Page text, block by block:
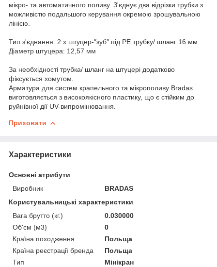
мікро- та автоматичного поливу. З'єднує два відрізки трубки з
можливістю подальшого керування окремою зрошувальною
лінією.
Тип з'єднання: 2 х штуцер-″зуб″ під PE трубку/ шланг 16 мм
Діаметр штуцера: 12,57 мм
За необхідності трубка/ шланг на штуцері додатково
фіксується хомутом.
Арматура для систем крапельного та мікрополиву Bradas
виготовляється з високоякісного пластику, що є стійким до
руйнівної дії UV-випромінювання.
Приховати
Характеристики
Основні атрибути
Виробник
BRADAS
Користувальницькі характеристики
Вага брутто (кг.)
0.030000
Об'єм (м3)
0
Країна походження
Польща
Країна реєстрації бренда
Польща
Тип
Мінікран